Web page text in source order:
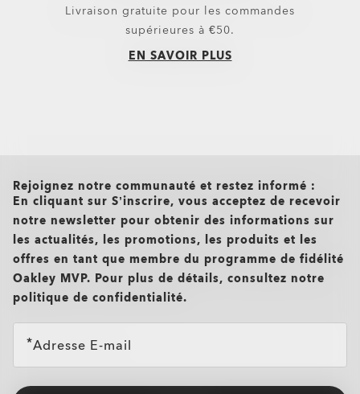
Livraison gratuite pour les commandes
supérieures à €50.
EN SAVOIR PLUS
Rejoignez notre communauté et restez informé :
En cliquant sur S’inscrire, vous acceptez de recevoir
notre newsletter pour obtenir des informations sur
les actualités, les promotions, les produits et les
offres en tant que membre du programme de fidélité
Oakley MVP. Pour plus de détails, consultez notre
politique de confidentialité.
Adresse E-mail